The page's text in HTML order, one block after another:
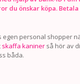
du önskar köpa.
egen personal shopper
skaffa kaniner så hör av
båda.